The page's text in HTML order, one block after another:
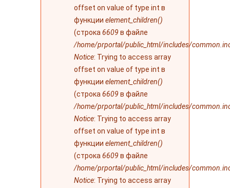
offset on value of type int в
функции element_children()
(строка 6609 в файле
/home/prportal/public_html/includes/
Notice: Trying to access array
offset on value of type int в
функции element_children()
(строка 6609 в файле
/home/prportal/public_html/includes/
Notice: Trying to access array
offset on value of type int в
функции element_children()
(строка 6609 в файле
/home/prportal/public_html/includes/
Notice: Trying to access array